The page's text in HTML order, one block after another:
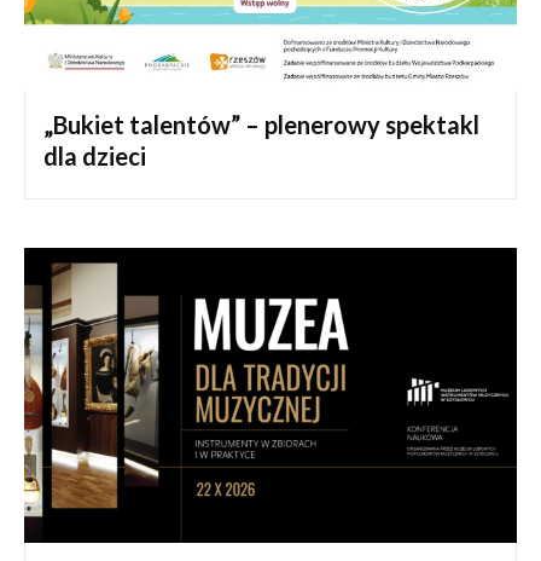
„Bukiet talentów” – plenerowy spektakl
dla dzieci